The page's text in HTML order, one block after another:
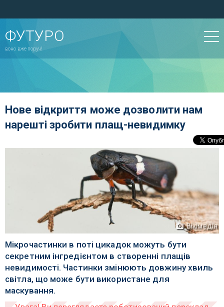
ФУТУРО
воно вже поруч!
Нове відкриття може дозволити нам
нарешті зробити плащ-невидимку
Вікімедія
Мікрочастинки в поті цикадок можуть бути
секретним інгредієнтом в створенні плащів
невидимості. Частинки змінюють довжину хвиль
світла, що може бути використане для
маскування.